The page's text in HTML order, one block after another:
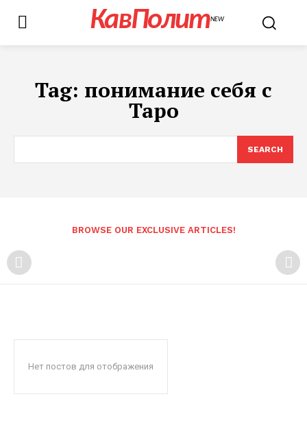
КавПолитNEW
Tag: понимание себя с
Таро
SEARCH
BROWSE OUR EXCLUSIVE ARTICLES!
Нет постов для отображения